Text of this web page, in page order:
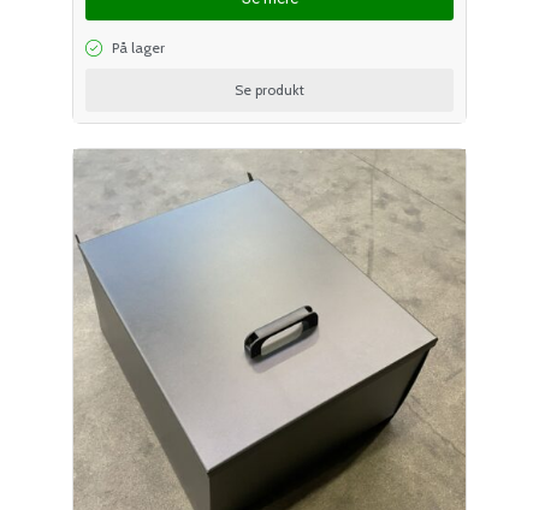
På lager
Se produkt